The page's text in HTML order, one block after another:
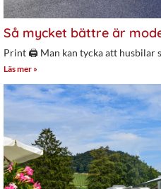
Så mycket bättre är
Print 🖨 Man kan tycka att husbilar
Läs mer »